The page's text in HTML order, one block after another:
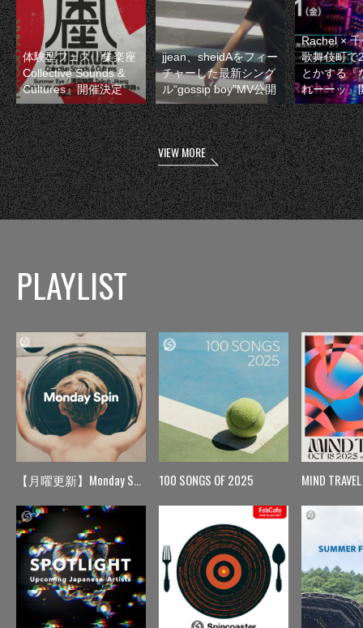
体験型フェス『集楽座
Collective Sounds &
Cultures』開催決定
jjean、sheidAをフィー
チャーした最新シング
ル“gossip boy”MV公開
Rachel ×
歌舞伎町で
とかする『
れーーッ』
VIEW MORE
PLAYLIST
【月曜更新】Monday Spin 100 SONGS OF 2025 MIND TRAVEL